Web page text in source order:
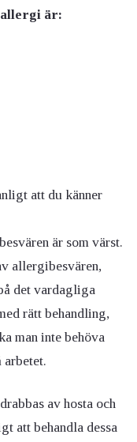
är:
att du känner
är som värst.
allergibesvären,
det vardagliga
rätt behandling,
man inte behöva
arbetet.
av hosta och
att behandla dessa